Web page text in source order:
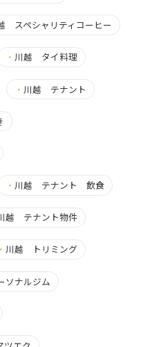
スペシャリティコーヒー
・ 川越 タイ料理
・ 川越 テナント
・ 川越 テナント 飲食
越 テナント物件
・ 川越 トリミング
ナルジム